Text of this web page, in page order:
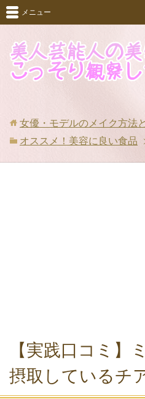
メニュー
女優・モデルのメイク方法
オススメ！美容に良い食品
【実践口コミ】
摂取しているチ